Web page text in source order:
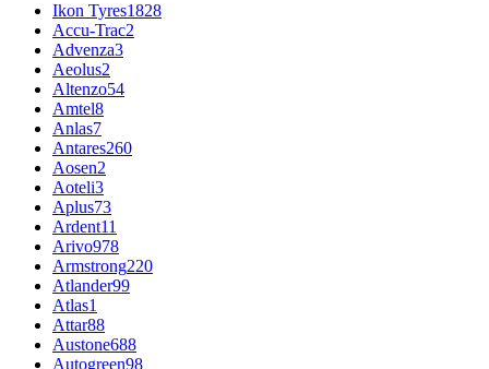
Ikon Tyres1828
Accu-Trac2
Advenza3
Aeolus2
Altenzo54
Amtel8
Anlas7
Antares260
Aosen2
Aoteli3
Aplus73
Ardent11
Arivo978
Armstrong220
Atlander99
Atlas1
Attar88
Austone688
Autogreen98